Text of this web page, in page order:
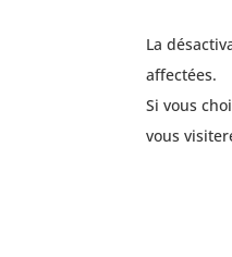
La
affectées.
Si vous
vous